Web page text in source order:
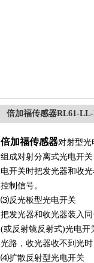
倍加福传感器RL61-LL-
倍加福传感器对射型光
组成对射分离式光电开
电开关时把发光器和收
控制信号。
⑶反光板型光电开关
把发光器和收光器装入
(或反射镜反射式)光电开
光路，收光器收不到光
⑷扩散反射型光电开关